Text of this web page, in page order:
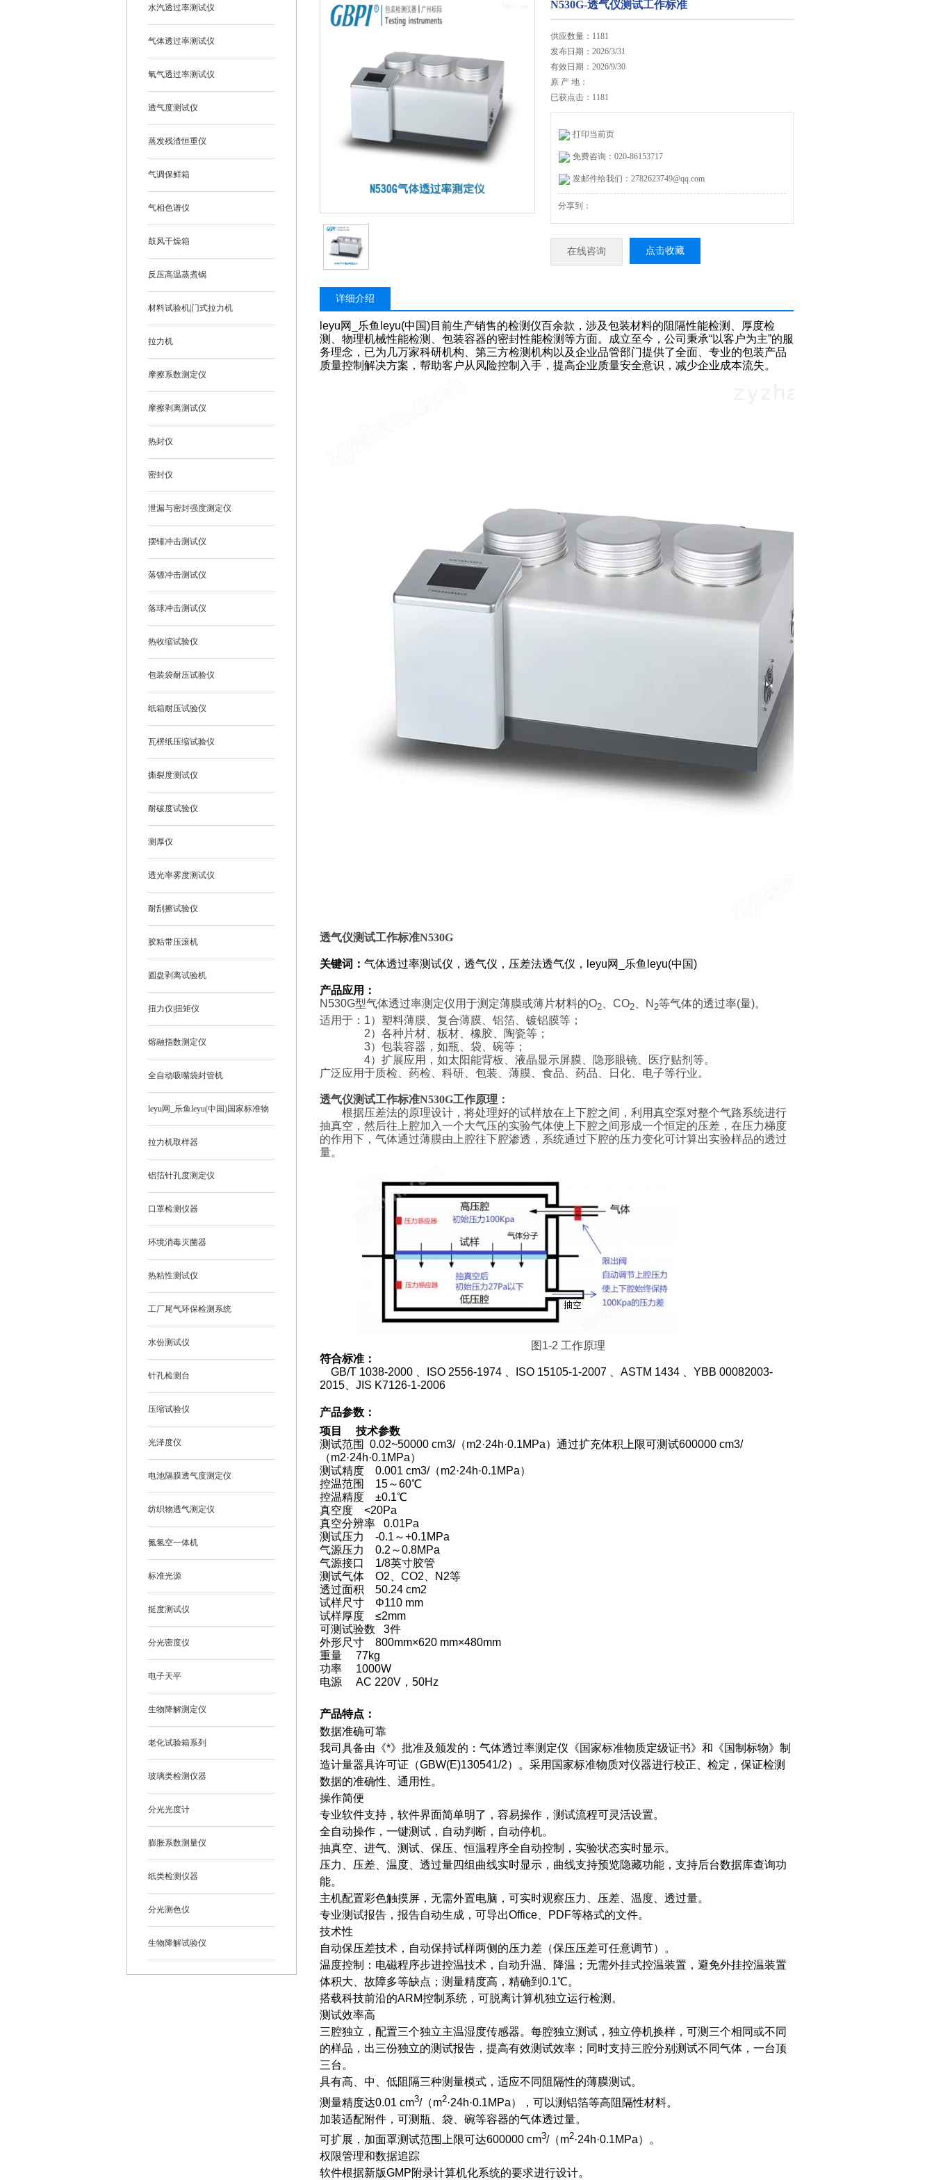
水汽透过率测试仪
气体透过率测试仪
氧气透过率测试仪
透气度测试仪
蒸发残渣恒重仪
气调保鲜箱
气相色谱仪
鼓风干燥箱
反压高温蒸煮锅
材料试验机|门式拉力机
拉力机
摩擦系数测定仪
摩擦剥离测试仪
热封仪
密封仪
泄漏与密封强度测定仪
摆锤冲击测试仪
落镖冲击测试仪
落球冲击测试仪
热收缩试验仪
包装袋耐压试验仪
纸箱耐压试验仪
瓦楞纸压缩试验仪
撕裂度测试仪
耐破度试验仪
测厚仪
透光率雾度测试仪
耐刮擦试验仪
胶粘带压滚机
圆盘剥离试验机
扭力仪|扭矩仪
熔融指数测定仪
全自动吸嘴袋封管机
leyu网_乐鱼leyu(中国)国家标准物
质
拉力机取样器
铝箔针孔度测定仪
口罩检测仪器
环境消毒灭菌器
热粘性测试仪
工厂尾气环保检测系统
水份测试仪
针孔检测台
压缩试验仪
光泽度仪
电池隔膜透气度测定仪
纺织物透气测定仪
氮氢空一体机
标准光源
挺度测试仪
分光密度仪
电子天平
生物降解测定仪
老化试验箱系列
玻璃类检测仪器
分光光度计
膨胀系数测量仪
纸类检测仪器
分光测色仪
生物降解试验仪
N530G-透气仪测试工作标准
供应数量：1181
发布日期：2026/3/31
有效日期：2026/9/30
原 产 地：
已获点击：1181
打印当前页
免费咨询：020-86153717
发邮件给我们：2782623749@qq.com
分享到：
在线咨询 点击收藏
详细介绍
leyu网_乐鱼leyu(中国)目前生产销售的检测仪百余款，涉及包装材料的阻隔性能检测、厚度检
测、物理机械性能检测、包装容器的密封性能检测等方面。成立至今，公司秉承“以客户为主”的服
务理念，已为几万家科研机构、第三方检测机构以及企业品管部门提供了全面、专业的包装产品
质量控制解决方案，帮助客户从风险控制入手，提高企业质量安全意识，减少企业成本流失。
透气仪测试工作标准N530G
关键词： 气体透过率测试仪，透气仪，压差法透气仪，leyu网_乐鱼leyu(中国)
产品应用：
N530G型气体透过率测定仪用于测定薄膜或薄片材料的O2 、CO2 、N 2等气体的透过率(量)。
适用于：1）塑料薄膜、复合薄膜、铝箔、镀铝膜等；
2）各种片材、板材、橡胶、陶瓷等；
3）包装容器，如瓶、袋、碗等；
4）扩展应用，如太阳能背板、液晶显示屏膜、隐形眼镜、医疗贴剂等。
广泛应用于质检、药检、科研、包装、薄膜、食品、药品、日化、电子等行业。
透气仪测试工作标准N530G工作原理：
根据压差法的原理设计，将处理好的试样放在上下腔之间，利用真空泵对整个气路系统进行
抽真空，然后往上腔加入一个大气压的实验气体使上下腔之间形成一个恒定的压差，在压力梯度
的作用下，气体通过薄膜由上腔往下腔渗透，系统通过下腔的压力变化可计算出实验样品的透过
量。
图1-2 工作原理
符合标准：
GB/T 1038-2000
、ISO 2556-1974 、ISO 15105-1-2007 、ASTM 1434 、YBB 00082003-
2015、JIS K7126-1-2006
产品参数：
项目 技术参数
测试范围 0.02~50000 cm3/（m2·24h·0.1MPa）通过扩充体积上限可测试600000 cm3/
（m2·24h·0.1MPa）
测试精度 0.001 cm3/（m2·24h·0.1MPa）
控温范围 15～60℃
控温精度 ±0.1℃
真空度 <20Pa
真空分辨率 0.01Pa
测试压力 -0.1～+0.1MPa
气源压力 0.2～0.8MPa
气源接口 1/8英寸胶管
测试气体 O2、CO2、N2等
透过面积 50.24 cm2
试样尺寸 Φ110 mm
试样厚度 ≤2mm
可测试验数 3件
外形尺寸 800mm×620 mm×480mm
重量 77kg
功率 1000W
电源 AC 220V，50Hz
产品特点：
数据准确可靠
我司具备由《*》批准及颁发的：气体透过率测定仪《国家标准物质定级证书》和《国制标物》制
造计量器具许可证（GBW(E)130541/2）。采用国家标准物质对仪器进行校正、检定，保证检测
数据的准确性、通用性。
操作简便
专业软件支持，软件界面简单明了，容易操作，测试流程可灵活设置。
全自动操作，一键测试，自动判断，自动停机。
抽真空、进气、测试、保压、恒温程序全自动控制，实验状态实时显示。
压力、压差、温度、透过量四组曲线实时显示，曲线支持预览隐藏功能，支持后台数据库查询功
能。
主机配置彩色触摸屏，无需外置电脑，可实时观察压力、压差、温度、透过量。
专业测试报告，报告自动生成，可导出Office、PDF等格式的文件。
技术性
自动保压差技术，自动保持试样两侧的压力差（保压压差可任意调节）。
温度控制：电磁程序步进控温技术，自动升温、降温；无需外挂式控温装置，避免外挂控温装置
体积大、故障多等缺点；测量精度高，精确到0.1℃。
搭载科技前沿的ARM控制系统，可脱离计算机独立运行检测。
测试效率高
三腔独立，配置三个独立主温湿度传感器。每腔独立测试，独立停机换样，可测三个相同或不同
的样品，出三份独立的测试报告，提高有效测试效率；同时支持三腔分别测试不同气体，一台顶
三台。
具有高、中、低阻隔三种测量模式，适应不同阻隔性的薄膜测试。
测量精度达0.01 cm3/（m2·24h·0.1MPa），可以测铝箔等高阻隔性材料。
加装适配附件，可测瓶、袋、碗等容器的气体透过量。
可扩展，加面罩测试范围上限可达600000 cm3/（m2·24h·0.1MPa）。
权限管理和数据追踪
软件根据新版GMP附录计算机化系统的要求进行设计。